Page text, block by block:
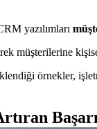
yazılımları
müşterilerine
örnekler,